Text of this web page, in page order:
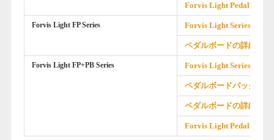
Forvis Light Pedalboard
Forvis Light FP Series Forvis Light Series 価格
ペダルボードの詳細
Forvis Light FP+PB Series Forvis Light Series 価格
ペダルボードバックの詳
ペダルボードの詳細
Forvis Light Pedalboard